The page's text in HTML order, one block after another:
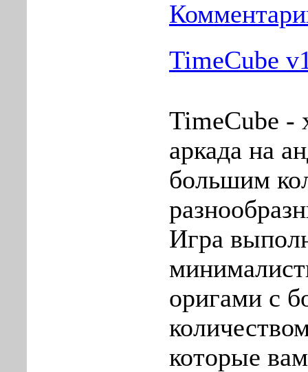
TimeCube
TimeCube -
аркада на
большим
Игра
оригами с
которые